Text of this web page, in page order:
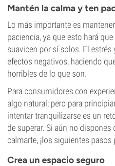
Mantén la calma y ten
Lo más importante es
paciencia, ya que esto hará
suavicen por sí solos. El
efectos negativos, haciendo
horribles de lo que son.
Para consumidores con
algo natural; pero para
intentar tranquilizarse es un
de superar. Si aún no
calmarte, ¡los siguientes pasos
Crea un espacio seguro